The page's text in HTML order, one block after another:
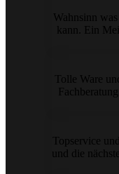
Wahnsinn
kann. Ein
Tolle Ware
Topservice
und die